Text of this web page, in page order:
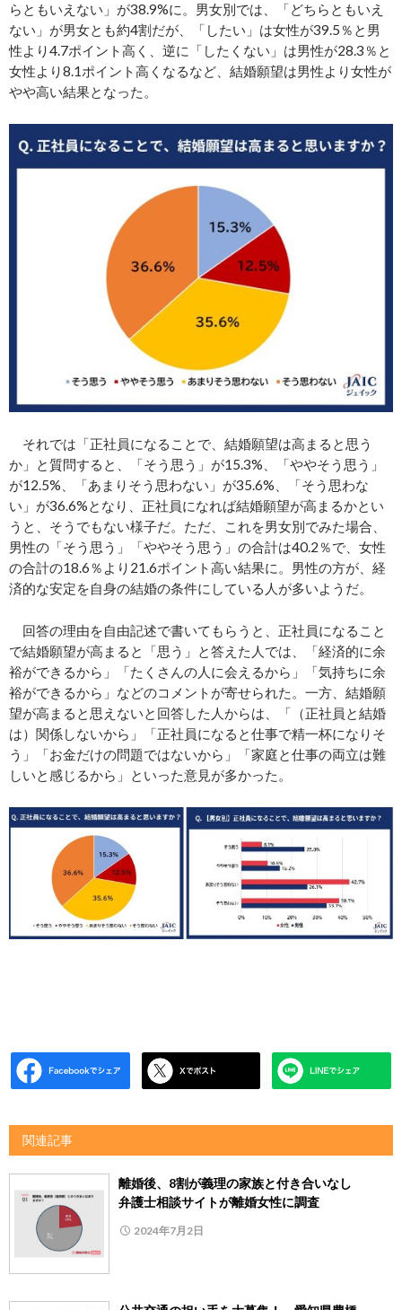
らともいえない」が38.9%に。男女別では、「どちらともいえ
ない」が男女とも約4割だが、「したい」は女性が39.5％と男
性より4.7ポイント高く、逆に「したくない」は男性が28.3％と
女性より8.1ポイント高くなるなど、結婚願望は男性より女性が
やや高い結果となった。
それでは「正社員になることで、結婚願望は高まると思う
か」と質問すると、「そう思う」が15.3%、「ややそう思う」
が12.5%、「あまりそう思わない」が35.6%、「そう思わな
い」が36.6%となり、正社員になれば結婚願望が高まるかとい
うと、そうでもない様子だ。ただ、これを男女別でみた場合、
男性の「そう思う」「ややそう思う」の合計は40.2％で、女性
の合計の18.6％より21.6ポイント高い結果に。男性の方が、経
済的な安定を自身の結婚の条件にしている人が多いようだ。
回答の理由を自由記述で書いてもらうと、正社員になること
で結婚願望が高まると「思う」と答えた人では、「経済的に余
裕ができるから」「たくさんの人に会えるから」「気持ちに余
裕ができるから」などのコメントが寄せられた。一方、結婚願
望が高まると思えないと回答した人からは、「（正社員と結婚
は）関係しないから」「正社員になると仕事で精一杯になりそ
う」「お金だけの問題ではないから」「家庭と仕事の両立は難
しいと感じるから」といった意見が多かった。
関連記事
離婚後、8割が義理の家族と付き合いなし
弁護士相談サイトが離婚女性に調査
2024年7月2日